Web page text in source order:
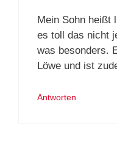
Mein Sohn heißt
es toll das nicht
was besonders.
Löwe und ist
Antworten